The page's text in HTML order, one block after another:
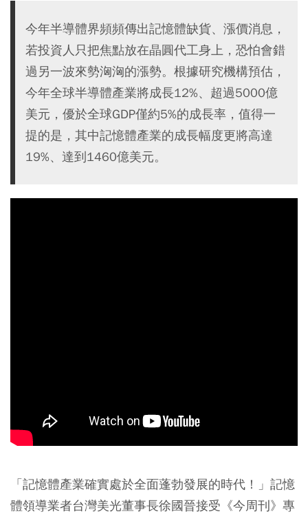
今年半導體界頻頻傳出記憶體缺貨、漲價消息，
若投資人只把焦點放在晶圓代工身上，恐怕會錯
過另一波來勢洶洶的漲勢。根據研究機構預估，
今年全球半導體產業將成長12%、超過5000億
美元，優於全球GDP僅約5%的成長率，值得一
提的是，其中記憶體產業的成長幅度更將高達
19%、達到1460億美元。
「記憶體產業確實處於全面蓬勃發展的時代！」記憶
體領導業者台灣美光董事長徐國晉接受《今周刊》專